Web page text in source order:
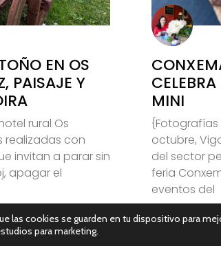
EN OS
PAISAJE Y
rural Os
realizadas con
invitan a parar sin
apagar el
MINI
octubre,
del sector
feria
eventos del
Leer Más
las cookies se guarden en tu dispositivo para
para marketing.